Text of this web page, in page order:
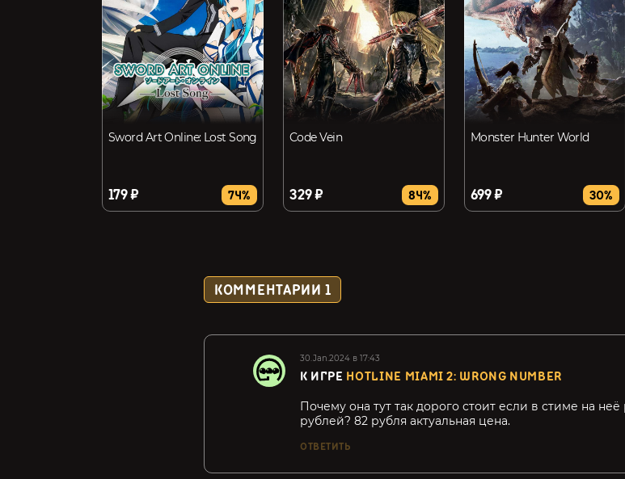
Sword Art Online: Lost Song
179 ₽ 74%
Code Vein
329 ₽ 84%
Monster Hunter World
699 ₽ 30%
КОММЕНТАРИИ 1
30.Jan.2024 в 17:43
К ИГРЕ HOTLINE MIAMI 2: WRONG NUMBER
Почему она тут так дорого стоит если в стиме на
рублей? 82 рубля актуальная цена.
ОТВЕТИТЬ